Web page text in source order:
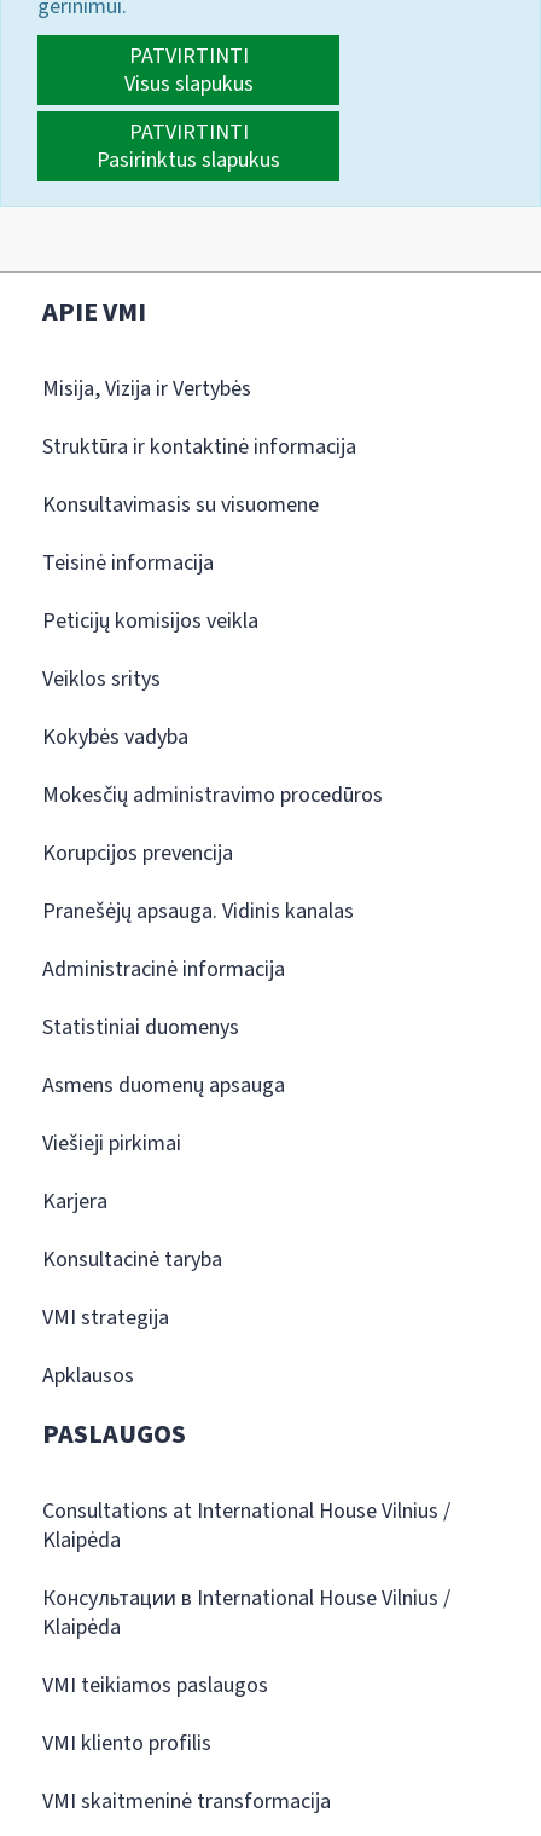
gerinimui.
PATVIRTINTI
Visus slapukus
PATVIRTINTI
Pasirinktus slapukus
APIE VMI
Misija, Vizija ir Vertybės
Struktūra ir kontaktinė informacija
Konsultavimasis su visuomene
Teisinė informacija
Peticijų komisijos veikla
Veiklos sritys
Kokybės vadyba
Mokesčių administravimo procedūros
Korupcijos prevencija
Pranešėjų apsauga. Vidinis kanalas
Administracinė informacija
Statistiniai duomenys
Asmens duomenų apsauga
Viešieji pirkimai
Karjera
Konsultacinė taryba
VMI strategija
Apklausos
PASLAUGOS
Consultations at International House Vilnius /
Klaipėda
Консультации в International House Vilnius /
Klaipėda
VMI teikiamos paslaugos
VMI kliento profilis
VMI skaitmeninė transformacija